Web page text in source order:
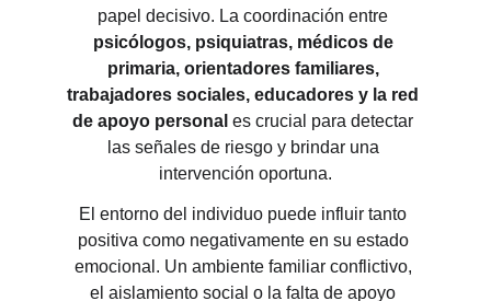
papel decisivo. La coordinación entre
psicólogos, psiquiatras, médicos de
primaria, orientadores familiares,
trabajadores sociales, educadores y la red
de apoyo personal es crucial para detectar
las señales de riesgo y brindar una
intervención oportuna.
El entorno del individuo puede influir tanto
positiva como negativamente en su estado
emocional. Un ambiente familiar conflictivo,
el aislamiento social o la falta de apoyo